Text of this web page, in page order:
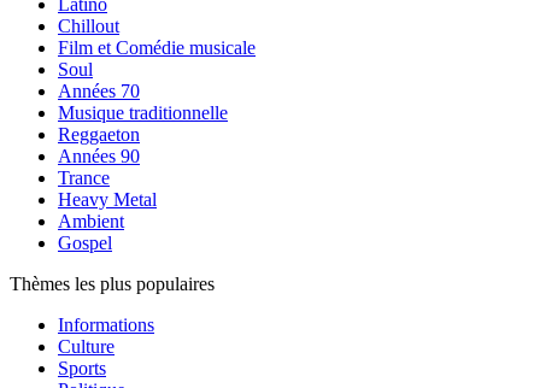
Latino
Chillout
Film et Comédie musicale
Soul
Années 70
Musique traditionnelle
Reggaeton
Années 90
Trance
Heavy Metal
Ambient
Gospel
Thèmes les plus populaires
Informations
Culture
Sports